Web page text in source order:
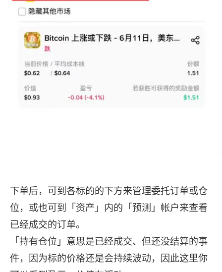
下单后，可到各标的的下方来管理委托订单或仓
位，或也可到「资产」内的「预测」帐户来查看
已经成交的订单。
「持有仓位」意思是已经成交、但还没结算的事
件，因为标的价格还是会持续波动，因此这里你